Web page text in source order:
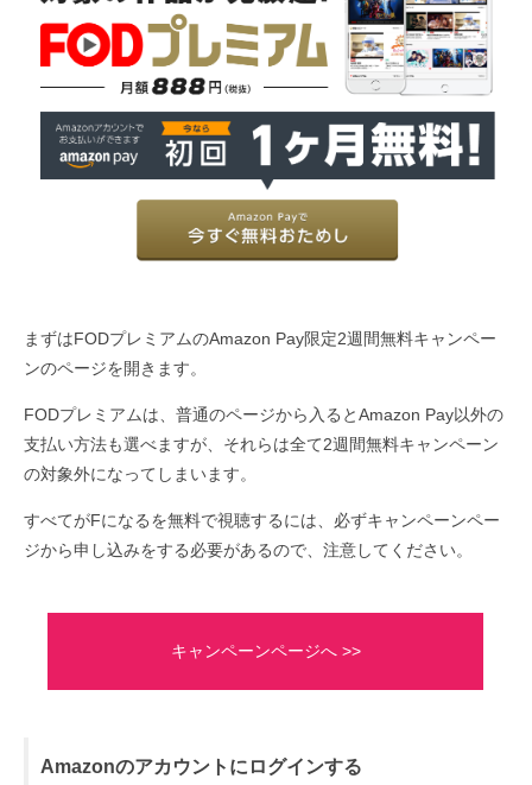
まずはFODプレミアムのAmazon Pay限定2週間無料キャンペー
ンのページを開きます。
FODプレミアムは、普通のページから入るとAmazon Pay以外の
支払い方法も選べますが、それらは全て2週間無料キャンペーン
の対象外になってしまいます。
すべてがFになるを無料で視聴するには、必ずキャンペーンペー
ジから申し込みをする必要があるので、注意してください。
キャンペーンページへ >>
Amazonのアカウントにログインする